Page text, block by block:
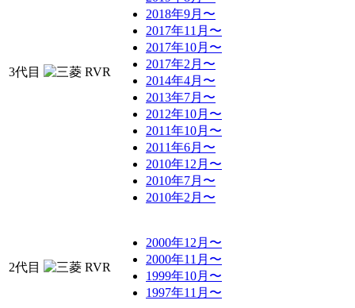
3代目
2018年9月〜
2017年11月〜
2017年10月〜
2017年2月〜
2014年4月〜
2013年7月〜
2012年10月〜
2011年10月〜
2011年6月〜
2010年12月〜
2010年7月〜
2010年2月〜
2代目
2000年12月〜
2000年11月〜
1999年10月〜
1997年11月〜